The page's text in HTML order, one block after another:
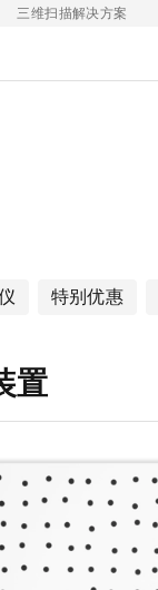
三维扫描解决方案
特别优惠
置